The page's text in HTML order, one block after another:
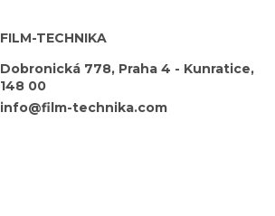
FILM-TECHNIKA
Dobronická 778, Praha 4 - Kunratice,
148 00
info@film-technika.com